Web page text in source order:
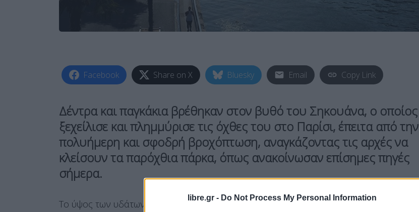
libre.gr - Do Not Process My Personal Information
Facebook Share on X Bluesky Email Copy Link
Δέντρα και παγκάκια βρέθηκαν στον βυθό του Σηκουάνα, ο οποίος
ξεχείλισε και πλημμύρισε τις όχθες του στο Παρίσι, έπειτα από την
πολυήμερη και σφοδρή βροχόπτωση, αναγκάζοντας τις αρχές να
κλείσουν τα παρόχθια πάρκα, όπως ανακοίνωσαν επίσημες πηγές
σήμερα.
Το ύψος των υδάτων στον Σηκουάνα ανήλθε κατά 4.2 μ. στον σταθμό μέτρησης του